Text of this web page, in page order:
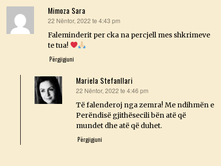
Mimoza Sara
thotë:
22 Nëntor, 2022 te 4:43 pm
Faleminderit per cka na percjell mes shkrimeve
te tua!
Përgjigjuni
Mariela Stefanllari
thotë:
22 Nëntor, 2022 te 4:46 pm
Të falenderoj nga zemra! Me ndihmën e
Perëndisë gjithësecili bën atë që
mundet dhe atë që duhet.
Përgjigjuni